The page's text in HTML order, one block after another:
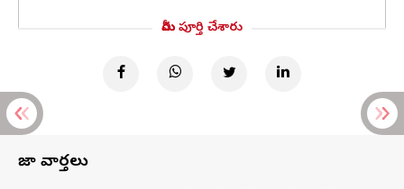
మీరు పూర్తి చేశారు
తాజా వార్తలు